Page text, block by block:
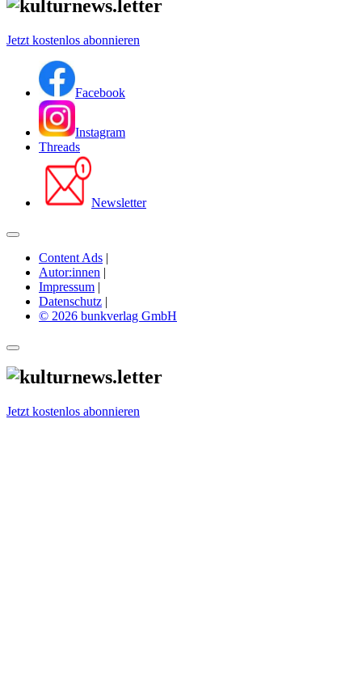
Jetzt kostenlos abonnieren
Facebook
Instagram
Threads
Newsletter
Content Ads |
Autor:innen |
Impressum |
Datenschutz |
© 2026 bunkverlag GmbH
Jetzt kostenlos abonnieren